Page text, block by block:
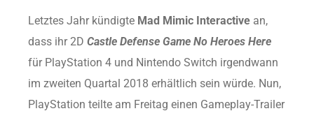
Letztes Jahr kündigte Mad Mimic Interactive an,
dass ihr 2D Castle Defense Game No Heroes Here
für PlayStation 4 und Nintendo Switch irgendwann
im zweiten Quartal 2018 erhältlich sein würde. Nun,
PlayStation teilte am Freitag einen Gameplay-Trailer